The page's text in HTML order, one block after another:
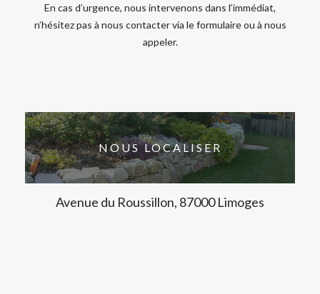
En cas d’urgence, nous intervenons dans l’immédiat,
n’hésitez pas à nous contacter via le formulaire ou à nous
appeler.
NOUS LOCALISER
Avenue du Roussillon, 87000 Limoges